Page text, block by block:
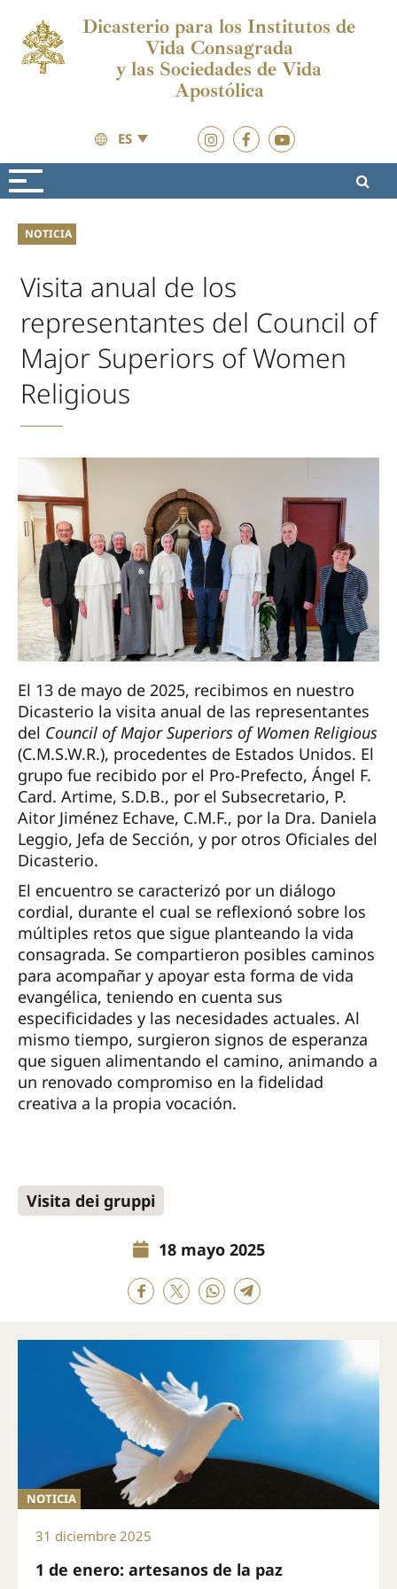
Dicasterio para los Institutos de
Vida Consagrada
y las Sociedades de Vida
Apostólica
ES
Actualidad
NOTICIA
Visita anual de los
representantes del Council of
Major Superiors of Women
Religious
El 13 de mayo de 2025, recibimos en nuestro
Dicasterio la visita anual de las representantes
del Council of Major Superiors of Women Religious
(C.M.S.W.R.), procedentes de Estados Unidos. El
grupo fue recibido por el Pro-Prefecto, Ángel F.
Card. Artime, S.D.B., por el Subsecretario, P.
Aitor Jiménez Echave, C.M.F., por la Dra. Daniela
Leggio, Jefa de Sección, y por otros Oficiales del
Dicasterio.
El encuentro se caracterizó por un diálogo
cordial, durante el cual se reflexionó sobre los
múltiples retos que sigue planteando la vida
consagrada. Se compartieron posibles caminos
para acompañar y apoyar esta forma de vida
evangélica, teniendo en cuenta sus
especificidades y las necesidades actuales. Al
mismo tiempo, surgieron signos de esperanza
que siguen alimentando el camino, animando a
un renovado compromiso en la fidelidad
creativa a la propia vocación.
Visita dei gruppi
18 mayo 2025
NOTICIA
31 diciembre 2025
1 de enero: artesanos de la paz